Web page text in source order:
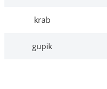
krab
gupik